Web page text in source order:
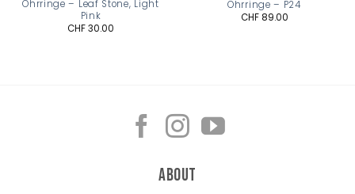
Ohrringe – Leaf Stone, Light
Pink
CHF30.00
Ohrringe – P24
CHF89.00
About